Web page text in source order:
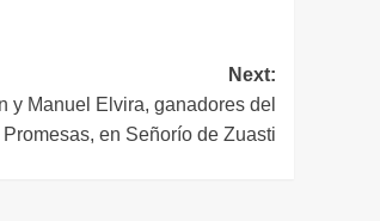
Next:
y Manuel Elvira, ganadores del
Promesas, en Señorío de Zuasti